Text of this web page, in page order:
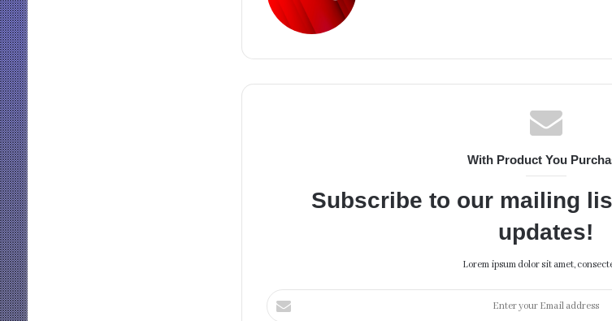
With Product You
Subscribe to our mailing
updates!
Lorem ipsum dolor sit amet,
Enter
your